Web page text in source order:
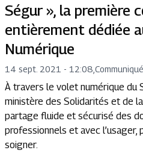
Ségur », la première
entièrement dédiée
Numérique
14 sept. 2021 - 12:08 Communiqué
À travers le volet numérique du
ministère des Solidarités et de
partage fluide et sécurisé des
professionnels et avec l’usager,
soigner.